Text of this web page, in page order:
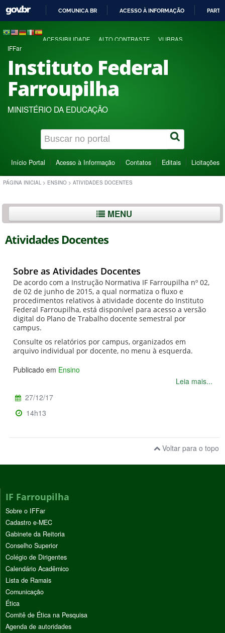
COMUNICA BR ACESSO À INFORMAÇÃO
ACESSIBILIDADE ALTO CONTRASTE VLIBRAS
IFFar
Instituto Federal
Farroupilha
MINISTÉRIO DA EDUCAÇÃO
Início Portal Acesso à Informação Contatos Editais Licitações
PÁGINA INICIAL > ENSINO > ATIVIDADES DOCENTES
MENU
Atividades Docentes
Sobre as Atividades Docentes
De acordo com a Instrução Normativa IF Farroupilha nº 02,
de 02 de junho de 2015, a qual normatiza o fluxo e
procedimentos relativos à atividade docente do Instituto
Federal Farroupilha, está disponível para acesso a versão
digital do Plano de Trabalho docente semestral por
campus.
Consulte os relatórios por campus, organizados em
arquivo individual por docente, no menu à esquerda.
Publicado em Ensino
Leia mais...
27/12/17
14h13
Voltar para o topo
IF Farroupilha
Sobre o IFFar
Cadastro e-MEC
Gabinete da Reitoria
Conselho Superior
Colégio de Dirigentes
Calendário Acadêmico
Lista de Ramais
Comunicação
Ética
Comitê de Ética na Pesquisa
Agenda de autoridades